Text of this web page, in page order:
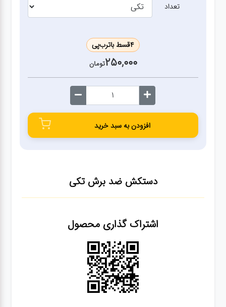
بکس
دستکش ضد برش تکی
اشتراک گذاری محصول
تعداد
4قسط باترب‌پی
250,000تومان
افزودن به سبد خرید